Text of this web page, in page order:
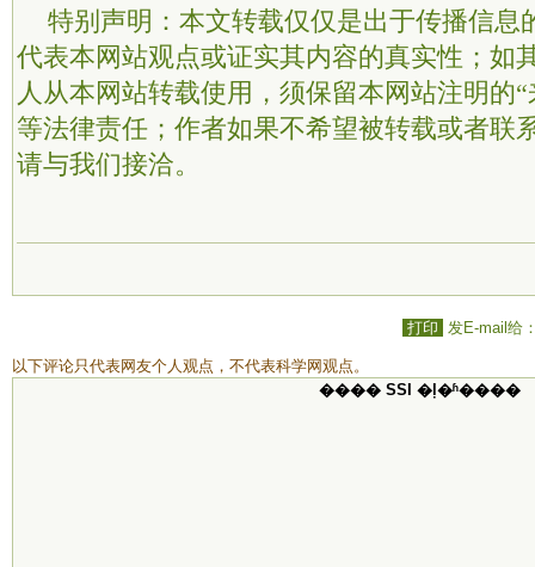
特别声明：本文转载仅仅是出于传播信息
代表本网站观点或证实其内容的真实性；如
人从本网站转载使用，须保留本网站注明的
等法律责任；作者如果不希望被转载或者联
请与我们接洽。
打印 发E-mail给
以下评论只代表网友个人观点，不代表科学网观点。
���� SSI �ļ�ʱ����